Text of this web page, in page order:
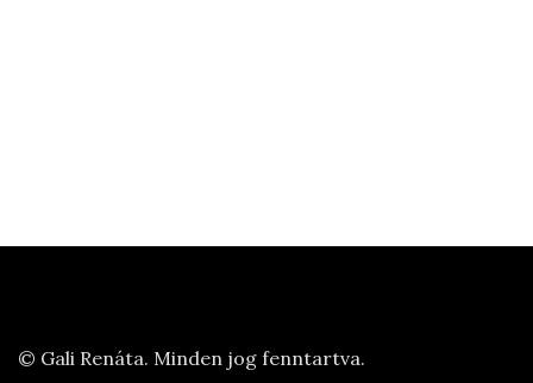
© Gali Renáta. Minden jog fenntartva.